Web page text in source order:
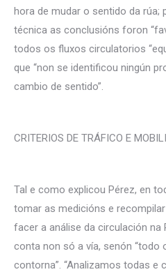
hora de mudar o sentido da rúa;
técnica as conclusións foron
todos os fluxos circulatorios
que “non se identificou ningún
cambio de sentido”.
CRITERIOS DE TRÁFICO E
Tal e como explicou Pérez, en
tomar as medicións e
facer a análise da circulación na
conta non só a vía, senón “todo
contorna”. “Analizamos todas e